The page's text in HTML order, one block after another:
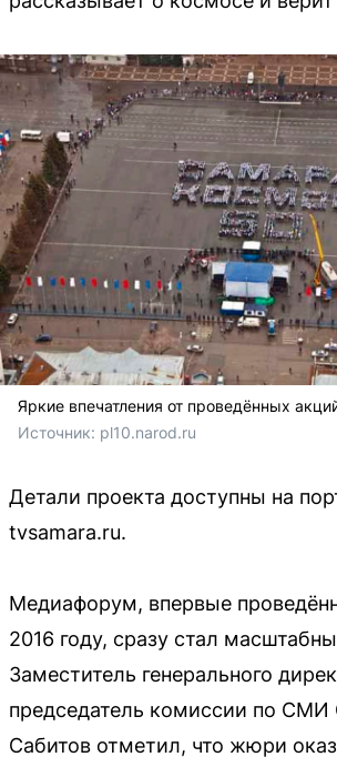
Яркие впечатления от проведённых
Источник: pl10.narod.ru
Детали проекта доступны на
tvsamara.ru.
Медиафорум, впервые
2016 году, сразу стал
Заместитель генерального
председатель комиссии по
Сабитов отметил, что жюри